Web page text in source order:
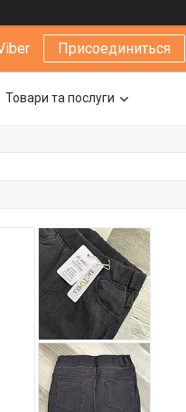
Присоединиться
Товари та послуги